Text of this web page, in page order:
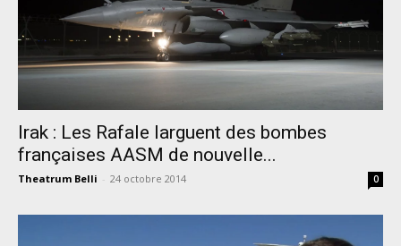
Irak : Les Rafale larguent des bombes
françaises AASM de nouvelle...
Theatrum Belli - 24 octobre 2014 0